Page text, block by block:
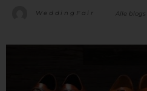
WeddingFair Alle blogs